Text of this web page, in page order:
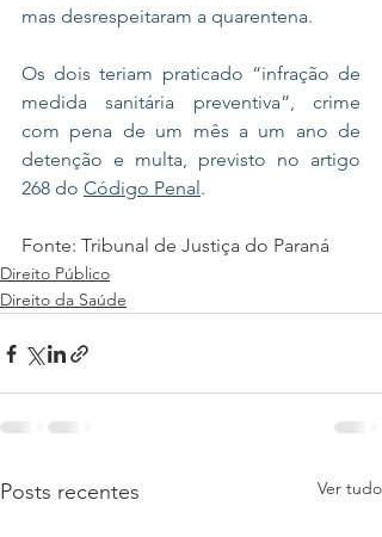
mas desrespeitaram a quarentena.
Os dois teriam praticado “infração de
medida sanitária preventiva”, crime
com pena de um mês a um ano de
detenção e multa, previsto no artigo
268 do Código Penal.
Fonte: Tribunal de Justiça do Paraná
Direito Público
Direito da Saúde
Posts recentes Ver tudo